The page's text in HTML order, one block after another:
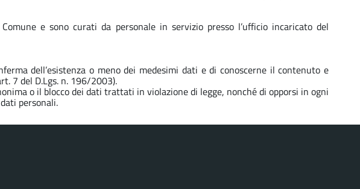
e sono curati da personale in servizio presso l’ufficio incaricato del
dell’esistenza o meno dei medesimi dati e di conoscerne il contenuto e
7 del D.Lgs. n. 196/2003).
o il blocco dei dati trattati in violazione di legge, nonché di opporsi in ogni
personali.